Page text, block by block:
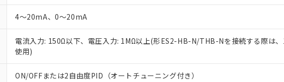
4～20mA、0～20mA
電流入力: 150Ω以下、電圧入力: 1MΩ以上(形ES2-HB-N/THB-Nを接続する際は
使用)
ON/OFFまたは2自由度PID（オートチューニング付き）